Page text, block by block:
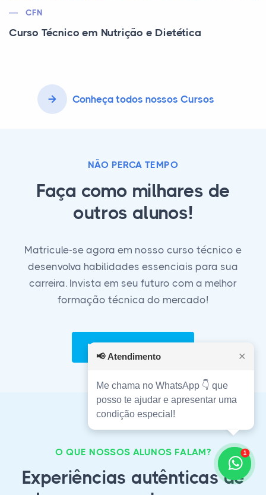
CFN
Curso Técnico em Nutrição e Dietética
Conheça todos nossos Cursos
NÃO PERCA TEMPO
Faça como milhares de
outros alunos!
Matricule-se agora em nosso curso técnico e
desenvolva habilidades essenciais para sua
carreira. Invista em seu futuro com a melhor
formação técnica do mercado!
Matricule-se Agora!
O QUE NOSSOS ALUNOS FALAM?
Experiências autênticas de
1
📢 Atendimento ✕
Me chama no WhatsApp 👇 que
posso te ajudar e apresentar uma
condição especial!